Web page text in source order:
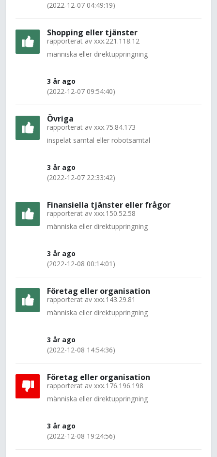
(2022-12-07 04:49:19)
Shopping eller tjänster
rapporterat av xxx.221.118.12
människa eller direktuppringning
3 år ago
(2022-12-07 09:54:40)
Övriga
rapporterat av xxx.75.84.173
inspelat samtal eller robotsamtal
3 år ago
(2022-12-07 22:33:42)
Finansiella tjänster eller frågor
rapporterat av xxx.150.52.58
människa eller direktuppringning
3 år ago
(2022-12-08 00:14:01)
Företag eller organisation
rapporterat av xxx.143.29.81
människa eller direktuppringning
3 år ago
(2022-12-08 14:54:36)
Företag eller organisation
rapporterat av xxx.176.196.198
människa eller direktuppringning
3 år ago
(2022-12-08 19:24:56)